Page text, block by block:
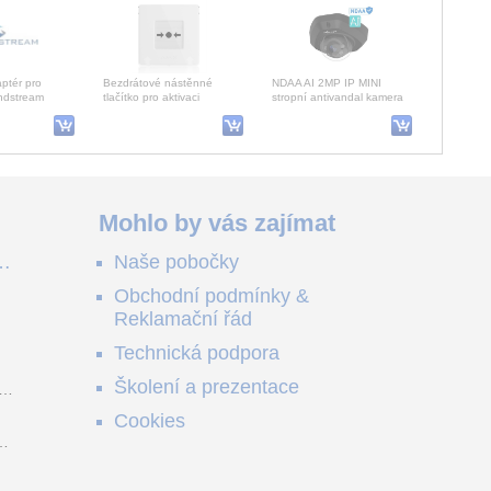
pro
Bezdrátové nástěnné
tlačítko pro aktivaci
NDAA AI 2MP IP MINI
stropní antivandal kamera
SMART IR přísvit 30m, ob
Mohlo by vás zajímat
Naše pobočky
Obchodní podmínky &
Reklamační řád
Technická podpora
Školení a prezentace
Cookies